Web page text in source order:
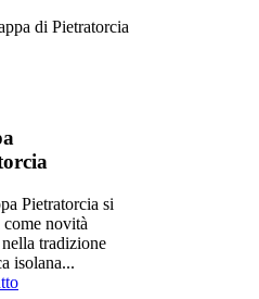
Pietratorcia si
come novità
nella tradizione
isolana...